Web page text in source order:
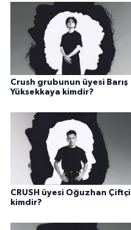
Crush grubunun üyesi Barış
Yüksekkaya kimdir?
CRUSH üyesi Oğuzhan Çiftçi
kimdir?